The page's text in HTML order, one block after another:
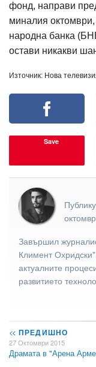
фонд, направи
миналия
народна банка
остави никакви
Източник: Нова
Save
Завършил
Климент
актуалните
развитието
<< ПРЕДИШНО
27 Октомври 2015
Драмата в "Арена